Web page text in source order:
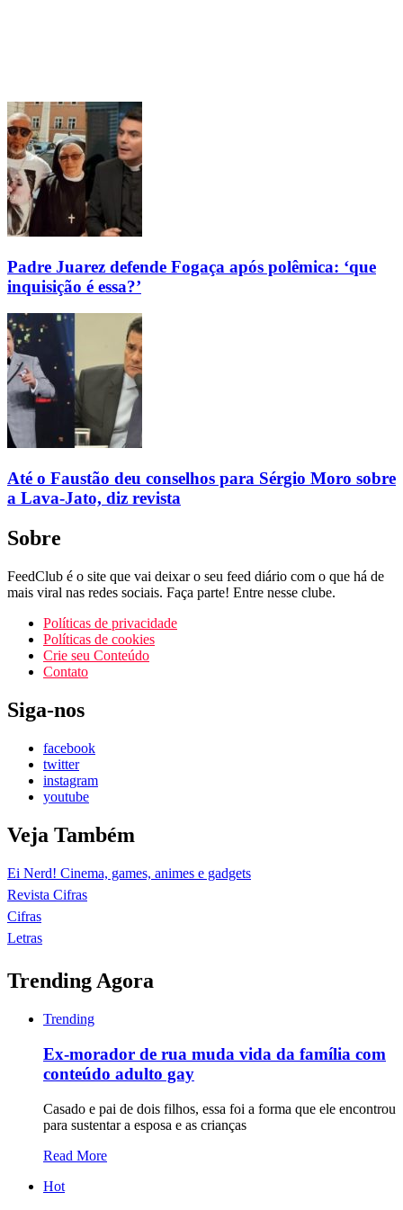
Padre Juarez defende Fogaça após polêmica: ‘que
inquisição é essa?’
Até o Faustão deu conselhos para Sérgio Moro sobre
a Lava-Jato, diz revista
Sobre
FeedClub é o site que vai deixar o seu feed diário com o que há de
mais viral nas redes sociais. Faça parte! Entre nesse clube.
Políticas de privacidade
Políticas de cookies
Crie seu Conteúdo
Contato
Siga-nos
facebook
twitter
instagram
youtube
Veja Também
Ei Nerd! Cinema, games, animes e gadgets
Revista Cifras
Cifras
Letras
Trending Agora
Trending
Ex-morador de rua muda vida da família com
conteúdo adulto gay
Casado e pai de dois filhos, essa foi a forma que ele encontrou
para sustentar a esposa e as crianças
Read More
Hot